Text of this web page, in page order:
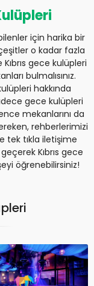
için harika bir
o kadar fazla
gece kulüpleri
bulmalısınız.
hakkında
gece kulüpleri
mekanlarını da
rehberlerimizi
tek tıkla iletişime
Kıbrıs gece
öğrenebilirsiniz!